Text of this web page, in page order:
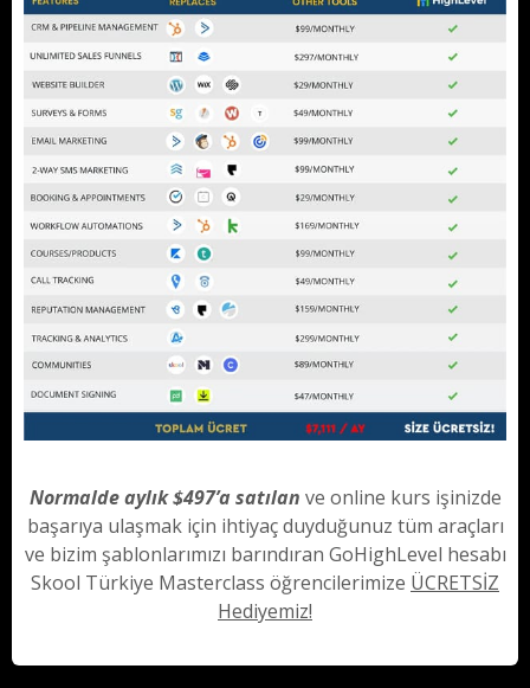
Normalde aylık $497’a satılan ve online kurs işinizde
başarıya ulaşmak için ihtiyaç duyduğunuz tüm araçları
ve bizim şablonlarımızı barındıran GoHighLevel hesabı
Skool Türkiye Masterclass öğrencilerimize ÜCRETSİZ
Hediyemiz!